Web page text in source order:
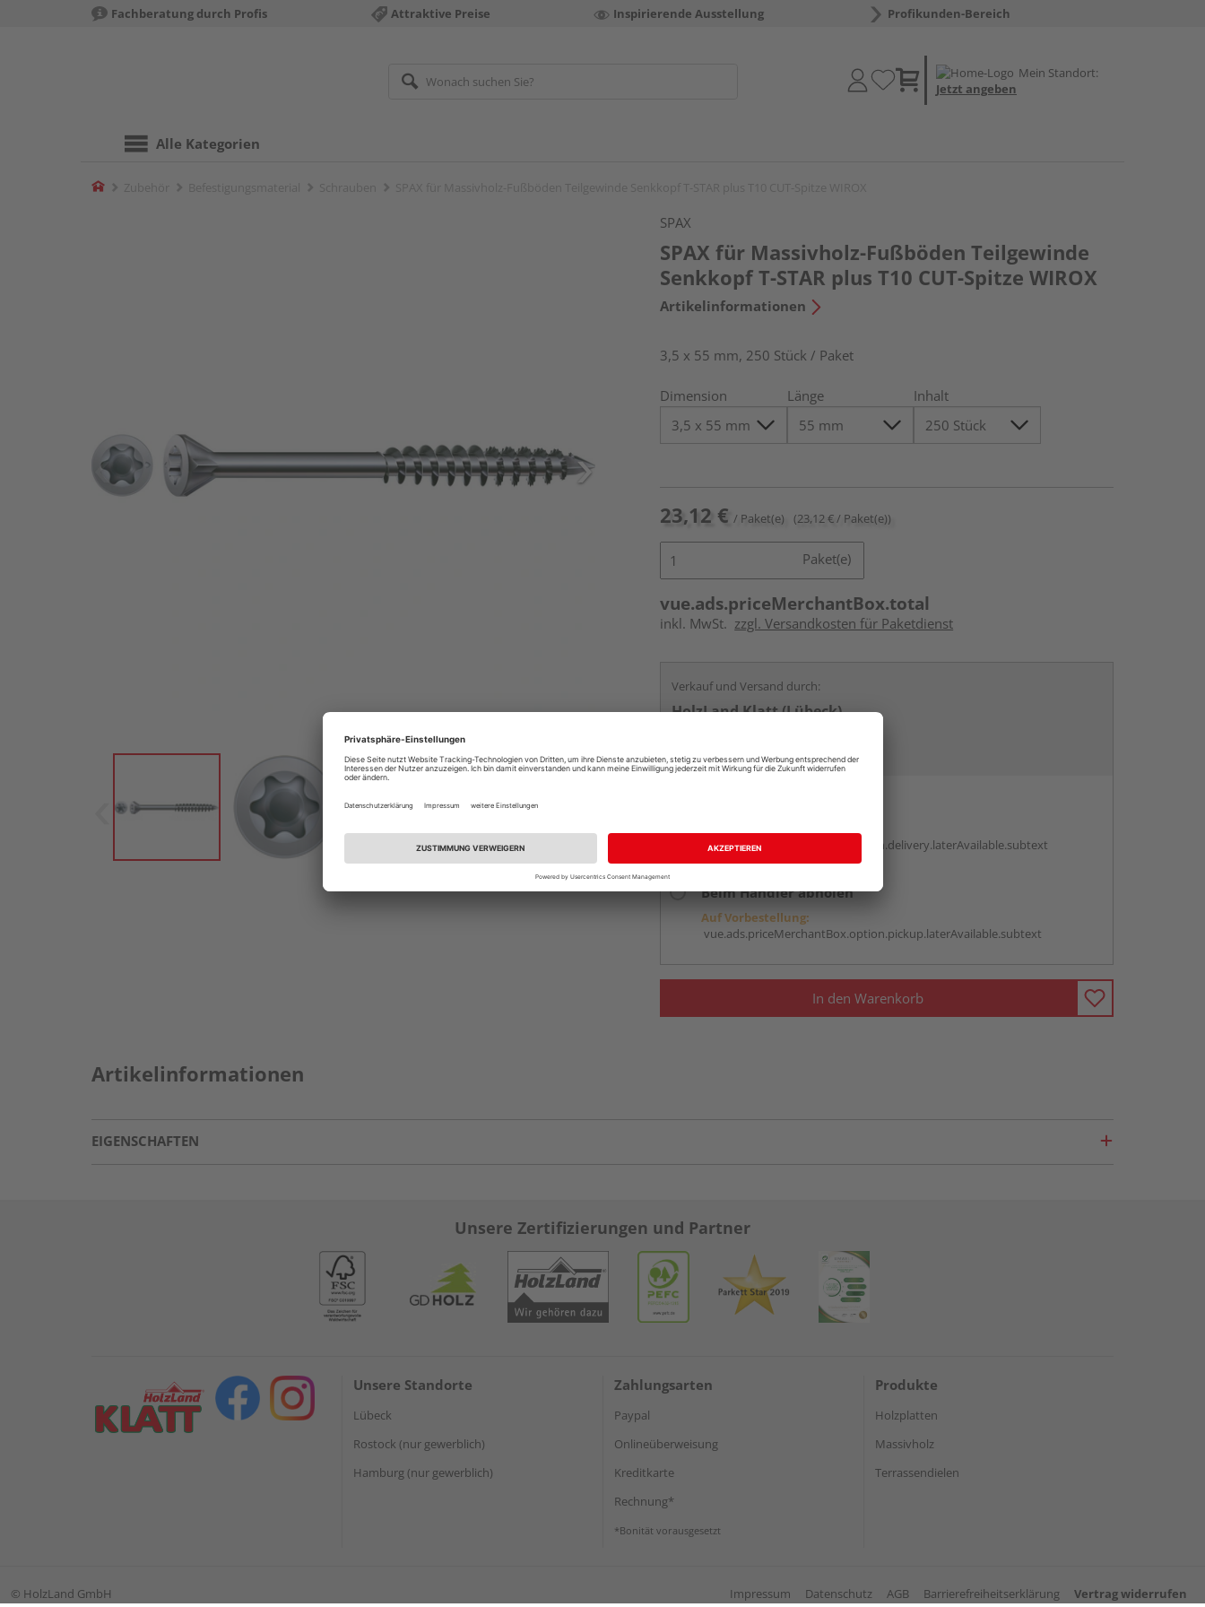
Fachberatung durch Profis Attraktive Preise Inspirierende Ausstellung Profikunden-Bereich
Mein Standort:
Jetzt angeben
Alle Kategorien
Home
SPAX
SPAX für Massivholz-Fußböden Teilgewinde
Senkkopf T-STAR plus T10 CUT-Spitze WIROX
Artikelinformationen
3,5 x 55 mm, 250 Stück / Paket
Dimension Länge Inhalt
23,12 € / Paket(e) (23,12 € / Paket(e))
Paket(e)
vue.ads.priceMerchantBox.total
inkl. MwSt. zzgl. Versandkosten für Paketdienst
Verkauf und Versand durch:
HolzLand Klatt (Lübeck)
Kontakt
vue.ads.priceMerchantBox.option.delivery.laterAvailable.subtext
Beim Händler abholen
Auf Vorbestellung:
vue.ads.priceMerchantBox.option.pickup.laterAvailable.subtext
In den Warenkorb
Artikelinformationen
EIGENSCHAFTEN
Unsere Zertifizierungen und Partner
Unsere Standorte
Lübeck
Rostock (nur gewerblich)
Hamburg (nur gewerblich)
Zahlungsarten
Paypal
Onlineüberweisung
Kreditkarte
Rechnung*
*Bonität vorausgesetzt
Produkte
Holzplatten
Massivholz
Terrassendielen
© HolzLand GmbH Impressum Datenschutz AGB Barrierefreiheitserklärung Vertrag widerrufen